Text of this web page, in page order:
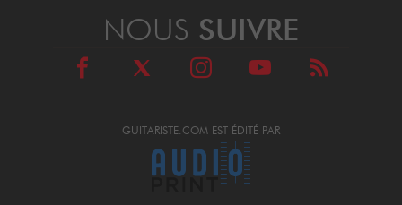
GUITARISTE.COM EST ÉDITÉ PAR
NOUS SUIVRE